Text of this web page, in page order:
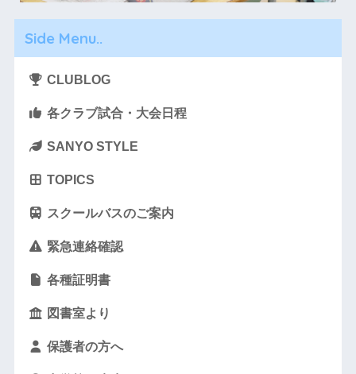
Side Menu..
CLUBLOG
各クラブ試合・大会日程
SANYO STYLE
TOPICS
スクールバスのご案内
緊急連絡確認
各種証明書
図書室より
保護者の方へ